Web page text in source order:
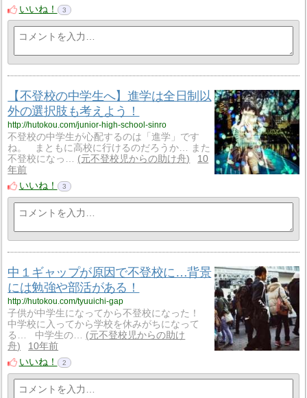
いいね！
3
【不登校の中学生へ】進学は全日制以
外の選択肢も考えよう！
http://hutokou.com/junior-high-school-sinro
不登校の中学生が心配するのは「進学」です
ね。 まともに高校に行けるのだろうか… また
不登校になっ…
元不登校児からの助け舟
10
年前
いいね！
3
中１ギャップが原因で不登校に…背景
には勉強や部活がある！
http://hutokou.com/tyuuichi-gap
子供が中学生になってから不登校になった！
中学校に入ってから学校を休みがちになって
る… 中学生の…
元不登校児からの助け
舟
10年前
いいね！
2